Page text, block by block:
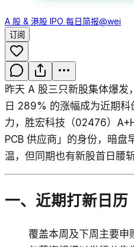
A 股 & 港股 IPO 每日简报@wei
订阅
昨天 A 股三只新股集体爆
日 289% 的涨幅成为近期
力，胜宏科技（02476）
PCB 供应商」的身份，暗
温，但同期也有新股首日腰
一、近期打新日历
覆盖本周及下周主要